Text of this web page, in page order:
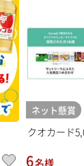
ネット懸賞
クオカード
6名様